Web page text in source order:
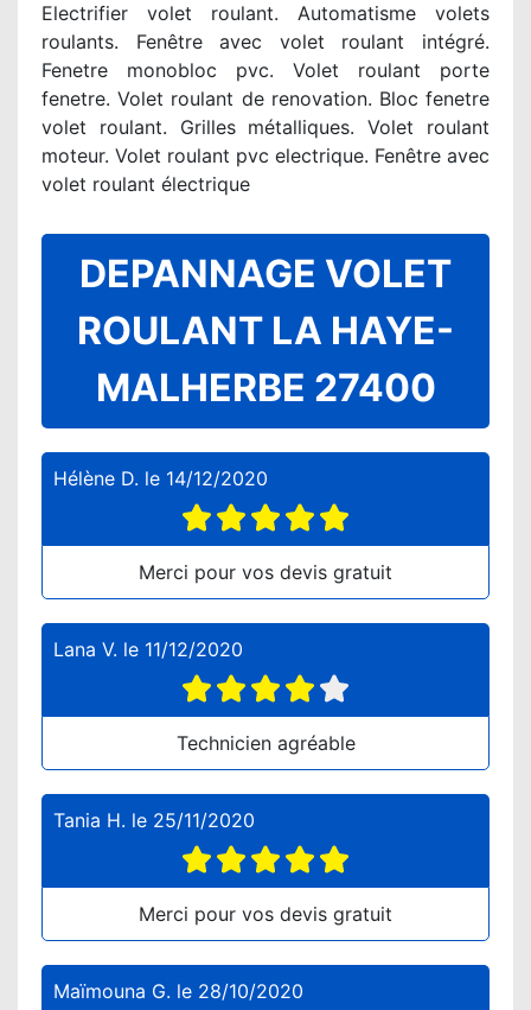
Electrifier volet roulant. Automatisme volets
roulants. Fenêtre avec volet roulant intégré.
Fenetre monobloc pvc. Volet roulant porte
fenetre. Volet roulant de renovation. Bloc fenetre
volet roulant. Grilles métalliques. Volet roulant
moteur. Volet roulant pvc electrique. Fenêtre avec
volet roulant électrique
DEPANNAGE VOLET
ROULANT LA HAYE-
MALHERBE 27400
Hélène D. le 14/12/2020
Merci pour vos devis gratuit
Lana V. le 11/12/2020
Technicien agréable
Tania H. le 25/11/2020
Merci pour vos devis gratuit
Maïmouna G. le 28/10/2020